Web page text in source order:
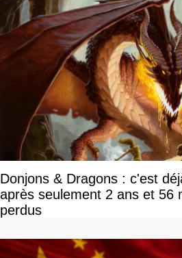
Donjons & Dragons : c'est
après seulement 2 ans et 56
perdus